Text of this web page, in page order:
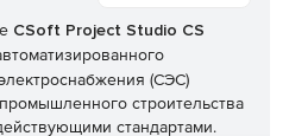
CSoft Project Studio CS
(СЭС)
строительства
стандартами.